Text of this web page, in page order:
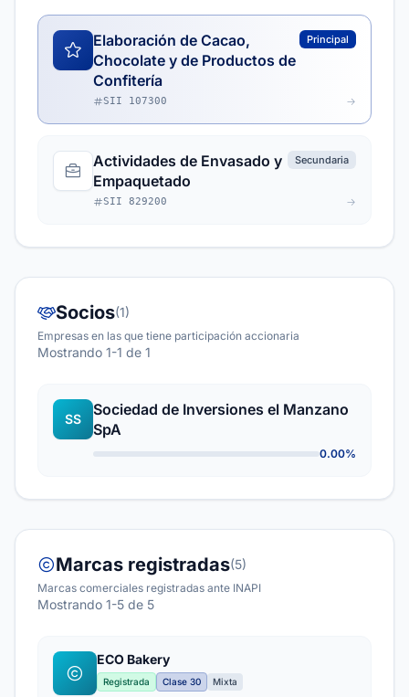
Elaboración de Cacao,
Chocolate y de Productos de
Confitería
Principal
SII 107300
Actividades de Envasado y
Empaquetado
Secundaria
SII 829200
Socios(1)
Empresas en las que tiene participación accionaria
Mostrando 1-1 de 1
SS
Sociedad de Inversiones el Manzano
SpA
0.00%
Marcas registradas(5)
Marcas comerciales registradas ante INAPI
Mostrando 1-5 de 5
ECO Bakery
Registrada Clase 30 Mixta